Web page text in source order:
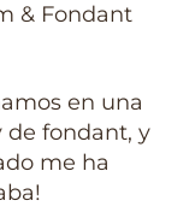
& Fondant
en una
de fondant, y
me ha